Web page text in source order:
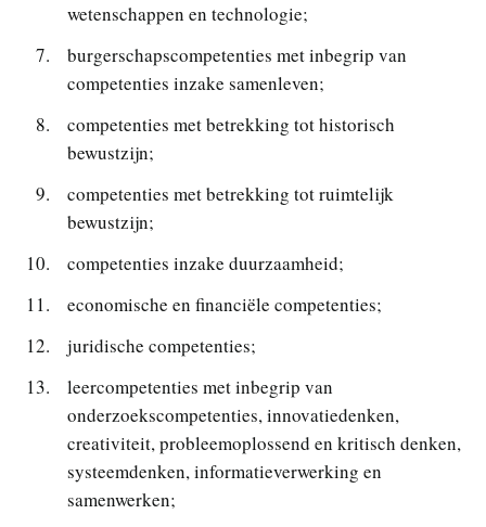
wetenschappen en technologie;
burgerschapscompetenties met inbegrip van
competenties inzake samenleven;
competenties met betrekking tot historisch
bewustzijn;
competenties met betrekking tot ruimtelijk
bewustzijn;
competenties inzake duurzaamheid;
economische en financiële competenties;
juridische competenties;
leercompetenties met inbegrip van
onderzoekscompetenties, innovatiedenken,
creativiteit, probleemoplossend en kritisch denken,
systeemdenken, informatieverwerking en
samenwerken;